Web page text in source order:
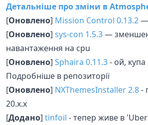
Детальніше про зміни в
[Оновлено] Mission Control 0.13.2—
[Оновлено] sys-con 1.5.3—
навантаження на cpu
[Оновлено] Sphaira 0.11.3- ой, купа
Подробніше в репозиторії
[Оновлено] NXThemesInstaller 2.8-
20.x.x
[Додано] tinfoil - тепер живе в